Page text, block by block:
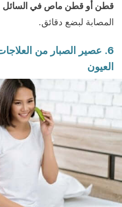
قطن أو قطن ماص في السائل
المصابة لبضع دقائق.
6. عصير الصبار من
العيون